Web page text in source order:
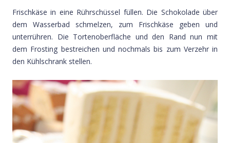
Frischkäse in eine Rührschüssel füllen. Die Schokolade über
dem Wasserbad schmelzen, zum Frischkäse geben und
unterrühren. Die Tortenoberfläche und den Rand nun mit
dem Frosting bestreichen und nochmals bis zum Verzehr in
den Kühlschrank stellen.